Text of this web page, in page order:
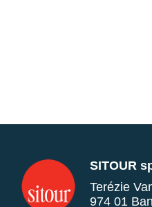
SITOUR
Terézie
974 01